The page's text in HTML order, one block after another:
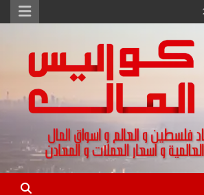
العالم و تقارير اسواق المال و العملات